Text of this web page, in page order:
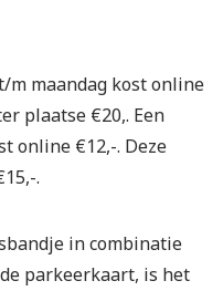
m maandag kost online
plaatse €20,. Een
online €12,-. Deze
.
in combinatie
parkeerkaart, is het